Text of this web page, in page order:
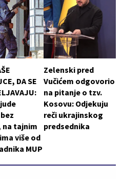
DA SE
na tajnim
više od
MUP
Zelenski pred
Vučićem odgovorio
na pitanje o tzv.
Kosovu: Odjekuju
reči ukrajinskog
predsednika